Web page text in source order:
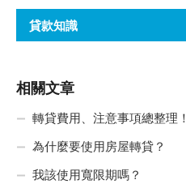
貸款知識
相關文章
轉貸費用、注意事項總整理！
為什麼要使用房屋轉貸？
我該使用寬限期嗎？